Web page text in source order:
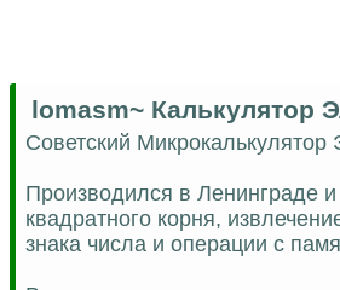
lomasm~ Калькулятор
Советский
Производился в Ленинграде
квадратного корня,
знака числа и операции с